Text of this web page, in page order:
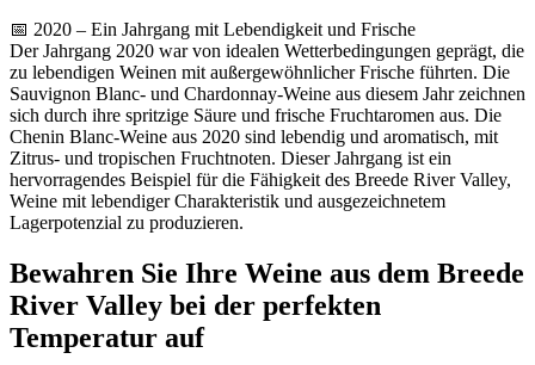
📅 2020 – Ein Jahrgang mit Lebendigkeit und Frische
Der Jahrgang 2020 war von idealen Wetterbedingungen geprägt, die
zu lebendigen Weinen mit außergewöhnlicher Frische führten. Die
Sauvignon Blanc- und Chardonnay-Weine aus diesem Jahr zeichnen
sich durch ihre spritzige Säure und frische Fruchtaromen aus. Die
Chenin Blanc-Weine aus 2020 sind lebendig und aromatisch, mit
Zitrus- und tropischen Fruchtnoten. Dieser Jahrgang ist ein
hervorragendes Beispiel für die Fähigkeit des Breede River Valley,
Weine mit lebendiger Charakteristik und ausgezeichnetem
Lagerpotenzial zu produzieren.
Bewahren Sie Ihre Weine aus dem Breede
River Valley bei der perfekten
Temperatur auf